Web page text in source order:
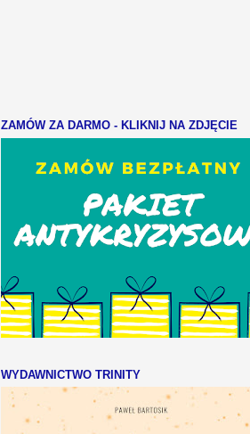
ZAMÓW ZA DARMO - KLIKNIJ NA ZDJĘCIE
WYDAWNICTWO TRINITY